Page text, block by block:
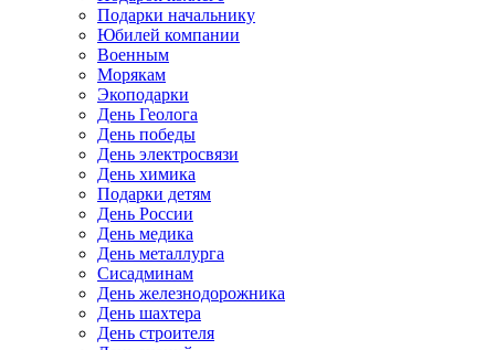
Подарки начальнику
Юбилей компании
Военным
Морякам
Экоподарки
День Геолога
День победы
День электросвязи
День химика
Подарки детям
День России
День медика
День металлурга
Сисадминам
День железнодорожника
День шахтера
День строителя